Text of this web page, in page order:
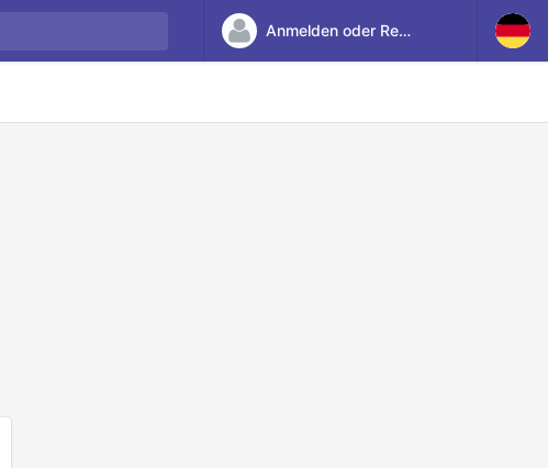
Anmelden oder Registrieren